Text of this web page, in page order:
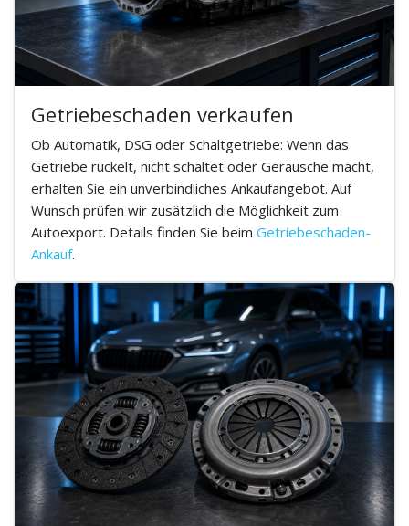
Getriebeschaden verkaufen
Ob Automatik, DSG oder Schaltgetriebe: Wenn das
Getriebe ruckelt, nicht schaltet oder Geräusche macht,
erhalten Sie ein unverbindliches Ankaufangebot. Auf
Wunsch prüfen wir zusätzlich die Möglichkeit zum
Autoexport. Details finden Sie beim Getriebeschaden-
Ankauf.